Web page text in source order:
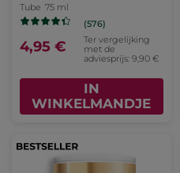
Tube 75 ml
(576)
4,95 €
Ter vergelijking
met de
adviesprijs: 9,90 €
IN
WINKELMANDJE